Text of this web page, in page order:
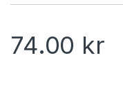
74.00 kr